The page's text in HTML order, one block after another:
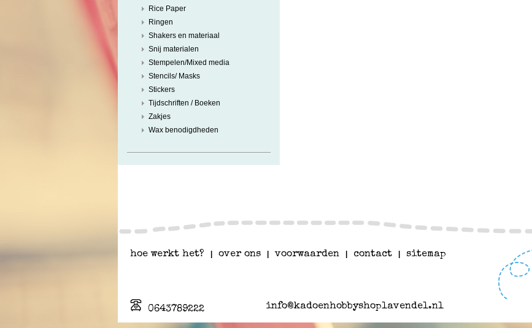
Rice Paper
Ringen
Shakers en materiaal
Snij materialen
Stempelen/Mixed media
Stencils/ Masks
Stickers
Tijdschriften / Boeken
Zakjes
Wax benodigdheden
hoe werkt het? over ons voorwaarden contact sitemap
0643789222 info@kadoenhobbyshoplavendel.nl